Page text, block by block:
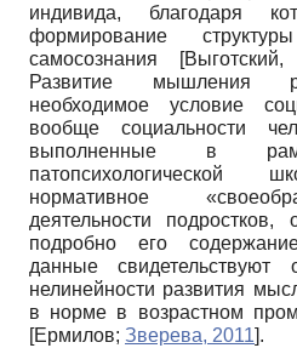
индивида, благодаря
формирование
самосознания
[
Развитие мышления
необходимое условие
вообще социальности
выполненные в
патопсихологической
нормативное
деятельности
подробно его
данные
нелинейности развития
в норме в возрастном
[Ермилов; Зверева, 2011].